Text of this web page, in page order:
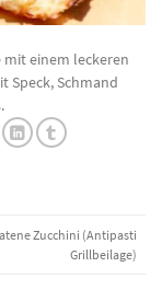
mit einem leckeren
Speck, Schmand
Zucchini (Antipasti
Grillbeilage)